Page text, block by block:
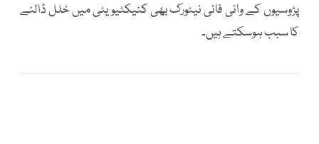
پڑوسیوں کے وائی فائی نیٹورک بھی کنیکٹیویٹی میں خلل ڈالنے
کا سبب ہوسکتے ہیں۔